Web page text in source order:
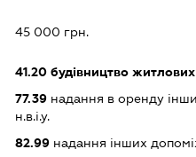
45 000 грн.
41.20будівництво
77.39надання в оренду
н.в.і.у.
82.99надання інших